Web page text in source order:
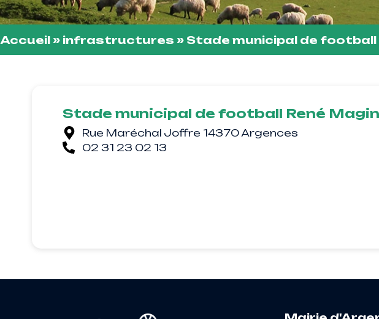
Accueil » infrastructures » Stade municipal de football
Stade municipal de football René
Rue Maréchal Joffre 14370 Argences
02 31 23 02 13